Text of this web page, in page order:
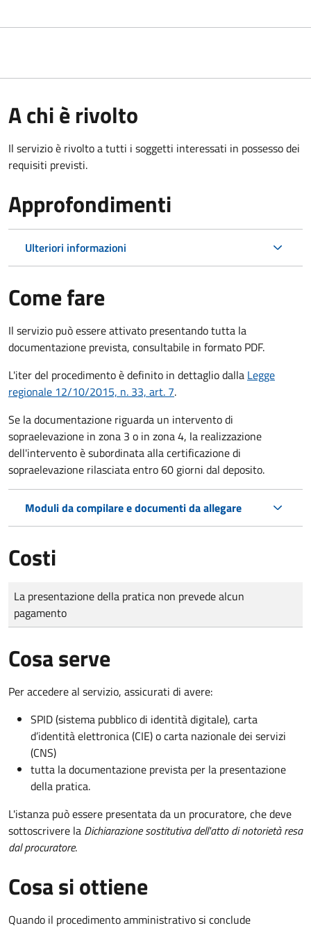
A chi è rivolto
Il servizio è rivolto a tutti i soggetti interessati in possesso dei
requisiti previsti.
Approfondimenti
Ulteriori informazioni
Come fare
Il servizio può essere attivato presentando tutta la
documentazione prevista, consultabile in formato PDF.
L'iter del procedimento è definito in dettaglio dalla Legge
regionale 12/10/2015, n. 33, art. 7.
Se la documentazione riguarda un intervento di
sopraelevazione in zona 3 o in zona 4, la realizzazione
dell'intervento è subordinata alla certificazione di
sopraelevazione rilasciata entro 60 giorni dal deposito.
Moduli da compilare e documenti da allegare
Costi
Tipo di pagamento
Importo
La presentazione della pratica non prevede alcun
pagamento
Cosa serve
Per accedere al servizio, assicurati di avere:
SPID (sistema pubblico di identità digitale), carta
d’identità elettronica (CIE) o carta nazionale dei servizi
(CNS)
tutta la documentazione prevista per la presentazione
della pratica.
L'istanza può essere presentata da un procuratore, che deve
sottoscrivere la Dichiarazione sostitutiva dell'atto di notorietà resa
dal procuratore.
Cosa si ottiene
Quando il procedimento amministrativo si conclude